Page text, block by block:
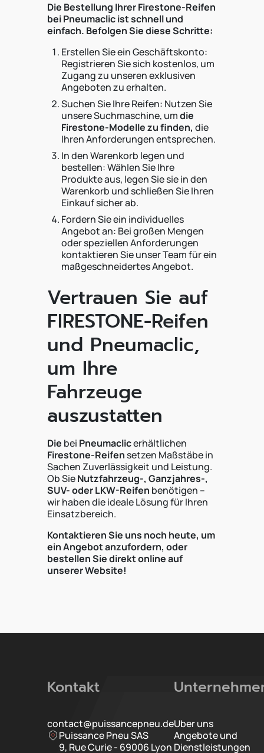
Die Bestellung Ihrer Firestone-Reifen
bei Pneumaclic ist schnell und
einfach. Befolgen Sie diese Schritte:
Erstellen Sie ein Geschäftskonto:
Registrieren Sie sich kostenlos, um
Zugang zu unseren exklusiven
Angeboten zu erhalten.
Suchen Sie Ihre Reifen: Nutzen Sie
unsere Suchmaschine, umdie
Firestone-Modelle zu finden, die
Ihren Anforderungen entsprechen.
In den Warenkorb legen und
bestellen: Wählen Sie Ihre
Produkte aus, legen Sie sie in den
Warenkorb und schließen Sie Ihren
Einkauf sicher ab.
Fordern Sie ein individuelles
Angebot an: Bei großen Mengen
oder speziellen Anforderungen
kontaktieren Sie unser Team für ein
maßgeschneidertes Angebot.
Vertrauen Sie auf
FIRESTONE-Reifen
und Pneumaclic,
um Ihre
Fahrzeuge
auszustatten
Die bei Pneumaclicerhältlichen
Firestone-Reifensetzen Maßstäbe in
Sachen Zuverlässigkeit und Leistung.
Ob SieNutzfahrzeug-, Ganzjahres-,
SUV- oder LKW-Reifen benötigen –
wir haben die ideale Lösung für Ihren
Einsatzbereich.
Kontaktieren Sie uns noch heute, um
ein Angebot anzufordern, oder
bestellen Sie direkt online auf
unserer Website!
Kontakt
contact@puissancepneu.de
Puissance Pneu SAS
9, Rue Curie - 69006 Lyon
Uber uns
Angebote und
Dienstleistungen